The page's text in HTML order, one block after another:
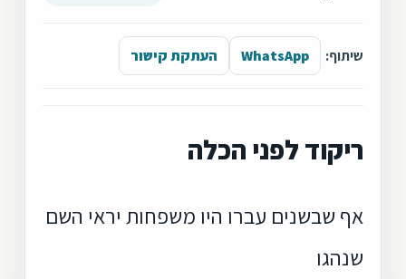
שיתוף: WhatsApp העתקת קישור
ריקוד לפני הכלה
אף שבשנים עברו היו משפחות יראי השם
שנהגו